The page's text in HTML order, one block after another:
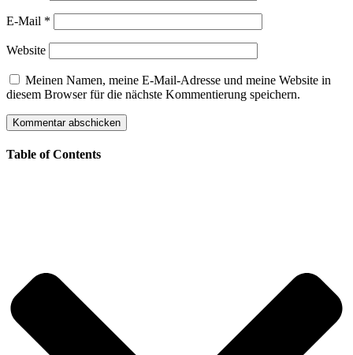
E-Mail *
Website
Meinen Namen, meine E-Mail-Adresse und meine Website in
diesem Browser für die nächste Kommentierung speichern.
Table of Contents